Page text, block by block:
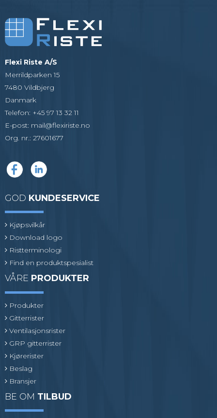
Flexi Riste A/S
Merrildparken 15
7480 Vildbjerg
Danmark
Telefon: +45 97 13 32 11
E-post: mail@flexiriste.no
Org. nr.: 27601677
GOD KUNDESERVICE
Kjøpsvilkår
Download logo
Ristterminologi
Find en produktspesialist
VÅRE PRODUKTER
Produkter
Gitterrister
Ventilasjonsrister
GRP gitterrister
Kjørerister
Beslag
Bransjer
BE OM TILBUD